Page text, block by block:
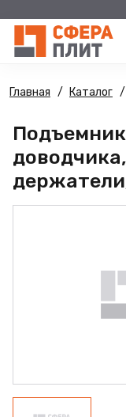
Главная Каталог
Подъемник